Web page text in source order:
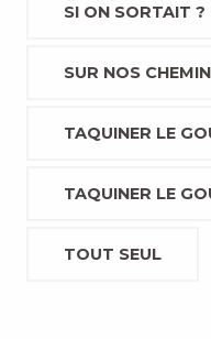
SI ON SORTAIT ?
SUR NOS
TAQUINER LE
TAQUINER LE
TOUT SEUL